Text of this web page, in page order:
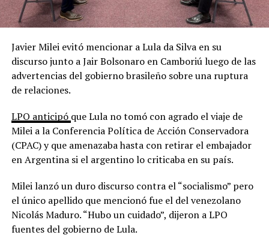
Javier Milei evitó mencionar a Lula da Silva en su
discurso junto a Jair Bolsonaro en Camboriú luego de las
advertencias del gobierno brasileño sobre una ruptura
de relaciones.
LPO anticipó que Lula no tomó con agrado el viaje de
Milei a la Conferencia Política de Acción Conservadora
(CPAC) y que amenazaba hasta con retirar el embajador
en Argentina si el argentino lo criticaba en su país.
Milei lanzó un duro discurso contra el “socialismo” pero
el único apellido que mencionó fue el del venezolano
Nicolás Maduro. “Hubo un cuidado”, dijeron a LPO
fuentes del gobierno de Lula.